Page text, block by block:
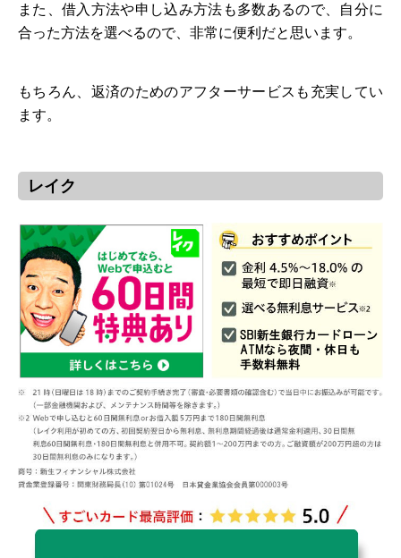
また、借入方法や申し込み方法も多数あるので、自分に
合った方法を選べるので、非常に便利だと思います。
もちろん、返済のためのアフターサービスも充実してい
ます。
レイク